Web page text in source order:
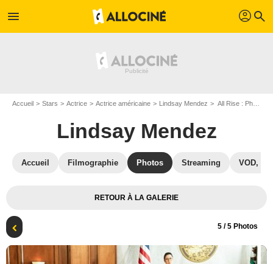
menu profil search
Accueil Stars Actrice Actrice américaine Lindsay Mendez All Rise : Photo Suzanne Cryer, Simone Missick, Lindsay Mendez
Lindsay Mendez
Accueil Filmographie Photos Streaming VOD,
RETOUR À LA GALERIE
5 / 5 Photos